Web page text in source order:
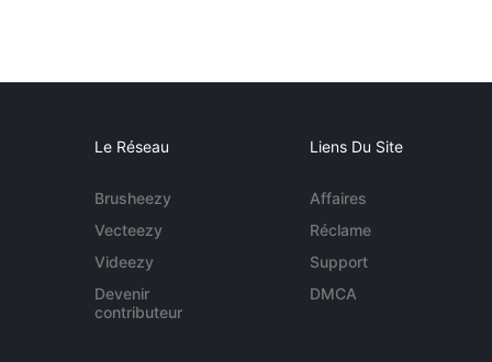
Le Réseau
Brusheezy
Vecteezy
Videezy
Devenir
contributeur
Liens Du Site
Affaires
Réclame
Support
DMCA